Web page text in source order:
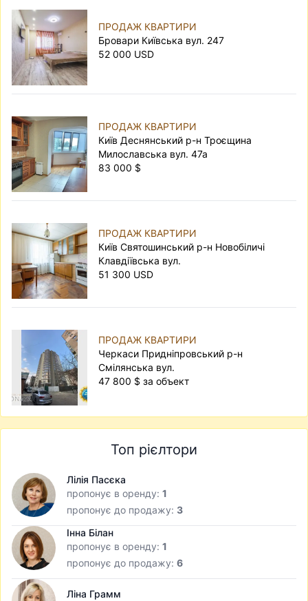
ПРОДАЖ КВАРТИРИ
Бровари Київська вул. 247
52 000 USD
ПРОДАЖ КВАРТИРИ
Київ Деснянський р-н Троєщина
Милославська вул. 47а
83 000 $
ПРОДАЖ КВАРТИРИ
Київ Святошинський р-н Новобіличі
Клавдіївська вул.
51 300 USD
ПРОДАЖ КВАРТИРИ
Черкаси Придніпровський р-н
Смілянська вул.
47 800 $ за объект
Топ рієлтори
Лілія Пасєка
пропонує в оренду: 1
пропонує до продажу: 3
Інна Білан
пропонує в оренду: 1
пропонує до продажу: 6
Ліна Грамм